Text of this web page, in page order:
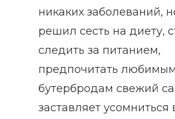
никаких заболеваний,
решил сесть на диету,
следить за питанием,
предпочитать любимым
бутербродам свежий
заставляет усомниться